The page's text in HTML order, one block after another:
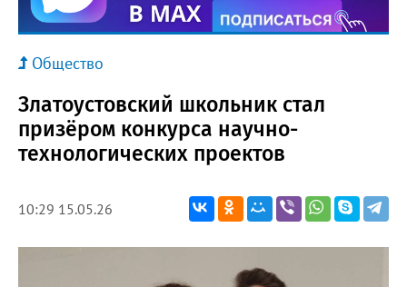
Общество
Златоустовский школьник стал
призёром конкурса научно-
технологических проектов
10:29 15.05.26